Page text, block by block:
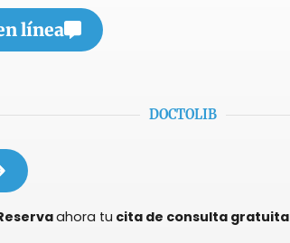
línea
DOCTOLIB
ahora tu cita de consulta gratuita